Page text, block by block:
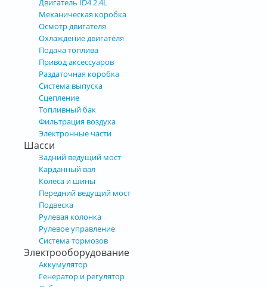
Механическая коробка
Осмотр двигателя
Охлаждение двигателя
Подача топлива
Привод аксессуаров
Раздаточная коробка
Система выпуска
Сцепление
Топливный бак
Фильтрация воздуха
Электронные части
Шасси
Задний ведущий мост
Карданный вал
Колеса и шины
Передний ведущий мост
Подвеска
Рулевая колонка
Рулевое управление
Система тормозов
Электрооборудование
Аккумулятор
Генератор и регулятор